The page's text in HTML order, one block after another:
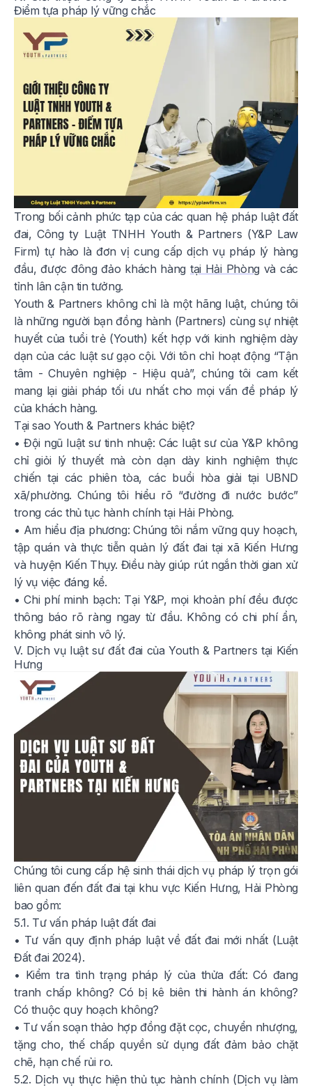
Điểm tựa pháp lý vững chắc
Trong bối cảnh phức tạp của các quan hệ pháp luật đất
đai, Công ty Luật TNHH Youth & Partners (Y&P Law
Firm) tự hào là đơn vị cung cấp dịch vụ pháp lý hàng
đầu, được đông đảo khách hàng tại Hải Phòng và các
tỉnh lân cận tin tưởng.
Youth & Partners không chỉ là một hãng luật, chúng tôi
là những người bạn đồng hành (Partners) cùng sự nhiệt
huyết của tuổi trẻ (Youth) kết hợp với kinh nghiệm dày
dạn của các luật sư gạo cội. Với tôn chỉ hoạt động “Tận
tâm - Chuyên nghiệp - Hiệu quả”, chúng tôi cam kết
mang lại giải pháp tối ưu nhất cho mọi vấn đề pháp lý
của khách hàng.
Tại sao Youth & Partners khác biệt?
• Đội ngũ luật sư tinh nhuệ: Các luật sư của Y&P không
chỉ giỏi lý thuyết mà còn dạn dày kinh nghiệm thực
chiến tại các phiên tòa, các buổi hòa giải tại UBND
xã/phường. Chúng tôi hiểu rõ “đường đi nước bước”
trong các thủ tục hành chính tại Hải Phòng.
• Am hiểu địa phương: Chúng tôi nắm vững quy hoạch,
tập quán và thực tiễn quản lý đất đai tại xã Kiến Hưng
và huyện Kiến Thụy. Điều này giúp rút ngắn thời gian xử
lý vụ việc đáng kể.
• Chi phí minh bạch: Tại Y&P, mọi khoản phí đều được
thông báo rõ ràng ngay từ đầu. Không có chi phí ẩn,
không phát sinh vô lý.
V. Dịch vụ luật sư đất đai của Youth & Partners tại Kiến
Hưng
Chúng tôi cung cấp hệ sinh thái dịch vụ pháp lý trọn gói
liên quan đến đất đai tại khu vực Kiến Hưng, Hải Phòng
bao gồm:
5.1. Tư vấn pháp luật đất đai
• Tư vấn quy định pháp luật về đất đai mới nhất (Luật
Đất đai 2024).
• Kiểm tra tình trạng pháp lý của thửa đất: Có đang
tranh chấp không? Có bị kê biên thi hành án không?
Có thuộc quy hoạch không?
• Tư vấn soạn thảo hợp đồng đặt cọc, chuyển nhượng,
tặng cho, thế chấp quyền sử dụng đất đảm bảo chặt
chẽ, hạn chế rủi ro.
5.2. Dịch vụ thực hiện thủ tục hành chính (Dịch vụ làm